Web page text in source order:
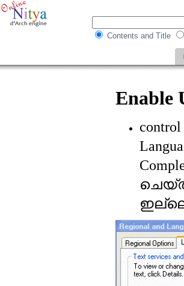
Contents and Title
Enable
control